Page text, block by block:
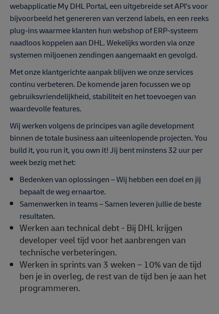
webapplicatie My DHL Portal, een uitgebreide set API's voor
bijvoorbeeld het genereren van verzend labels, en een reeks
plug-ins waarmee klanten hun webshop of ERP-systeem
naadloos koppelen aan DHL. Wekelijks worden via onze
systemen miljoenen zendingen aangemaakt en gevolgd.
Met onze klantgerichte aanpak blijven we onze services
continu verbeteren. De komende jaren focussen we op
gebruiksvriendelijkheid, stabiliteit en het toevoegen van
waardevolle features.
Wij werken volgens de principes van agile development
binnen de totale business aan uiteenlopende projecten. You
build it, you run it, you own it! Jij bent minstens 32 uur per
week bezig met het:
Bedenken van oplossingen – Wij hebben een doel en jij
bepaalt de weg ernaartoe.
Samenwerken in teams – Samen leveren jullie de beste
resultaten.
Werken aan technical debt - Bij DHL krijgen
developer veel tijd voor het aanbrengen van
technische verbeteringen.
Werken in sprints van 3 weken – 10% van de tijd
ben je in overleg, de rest van de tijd ben je aan het
programmeren.